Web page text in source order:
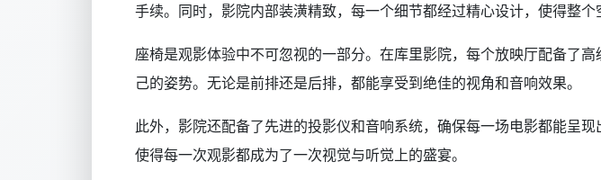
手续。同时，影院内部装潢精致，每一个细节都经过精心设计，使得整个
座椅是观影体验中不可忽视的一部分。在库里影院，每个放映厅配备了
己的姿势。无论是前排还是后排，都能享受到绝佳的视角和音响效果。
此外，影院还配备了先进的投影仪和音响系统，确保每一场电影都能呈
使得每一次观影都成为了一次视觉与听觉上的盛宴。